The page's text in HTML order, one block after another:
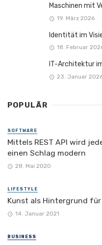
Maschinen mit
19. März 2026
Identität im
18. Februar
IT-Architektur
23. Januar
POPULÄR
SOFTWARE
Mittels REST API wird
einen Schlag modern
28. Mai 2020
LIFESTYLE
Kunst als Hintergrund
14. Januar 2021
BUSINESS